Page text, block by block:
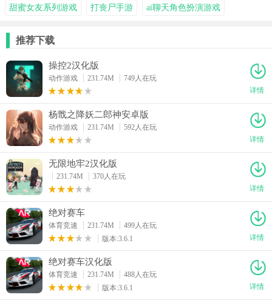
甜蜜女友系列游戏 打丧尸手游 ai聊天角色扮演游戏
推荐下载
操控2汉化版
动作游戏 231.74M
749人在玩
详情
杨戬之降妖二郎神安卓版
动作游戏 231.74M
592人在玩
详情
无限地牢2汉化版
231.74M
370人在玩
详情
绝对赛车
体育竞速 231.74M
499人在玩
版本:3.6.1
详情
绝对赛车汉化版
体育竞速 231.74M
488人在玩
版本:3.6.1
详情